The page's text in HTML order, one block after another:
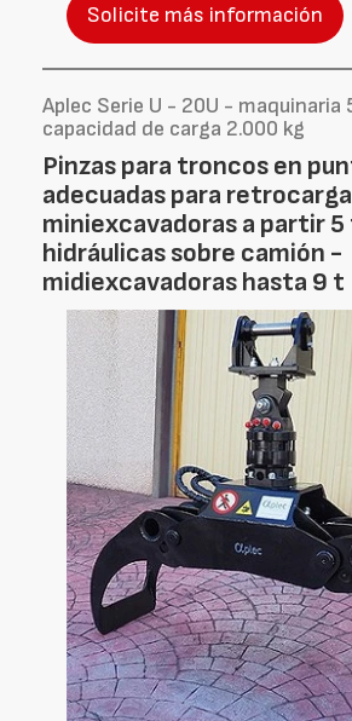
Solicite más información
Aplec Serie U - 20U -
capacidad de carga 2.000 kg
Pinzas para troncos en
adecuadas para
miniexcavadoras a partir
hidráulicas sobre camión -
midiexcavadoras hasta 9 t